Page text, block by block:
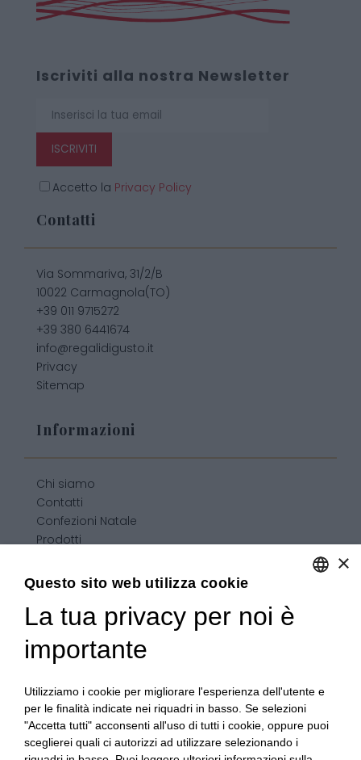
Iscriviti alla nostra Newsletter
ISCRIVITI
Accetto la Privacy Policy
Contatti
Via Sommariva, 31/2/B
10022 Carmagnola(TO)
+39 011 9715272
+39 380 6441674
info@regalidigusto.it
Privacy
Sitemap
Informazioni
Chi siamo
Contatti
Confezioni Natale
Prodotti
Condizioni generali di vendita
×
Questo sito web utilizza cookie
La tua privacy per noi è
importante
Utilizziamo i cookie per migliorare l'esperienza dell'utente e
per le finalità indicate nei riquadri in basso. Se selezioni
"Accetta tutti" acconsenti all'uso di tutti i cookie, oppure puoi
sceglierei quali ci autorizzi ad utilizzare selezionando i